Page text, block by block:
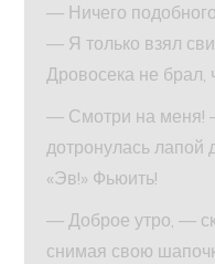
— Ничего
— Я только взял
Дровосека не брал,
— Смотри на меня!
дотронулась лапой
«Эв!» Фьюить!
— Доброе утро, —
снимая свою